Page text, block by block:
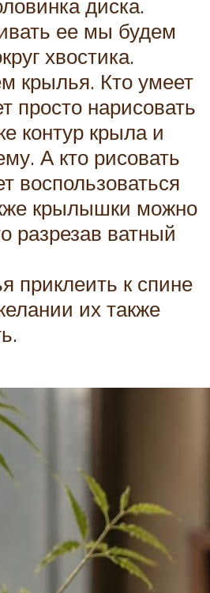
диска.
ее мы будем
хвостика.
крылья. Кто умеет
просто нарисовать
контур крыла и
А кто рисовать
воспользоваться
крылышки можно
разрезав ватный
приклеить к спине
их также